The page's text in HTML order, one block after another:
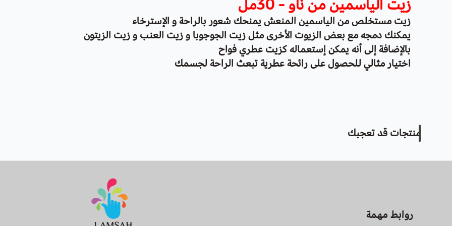
زيت الياسمين من ناو - 30مل
زيت مستخلص من الياسمين المنعش يمنحك شعور بالراحة و الإسترخاء
يمكنك دمجه مع بعض الزيوت الأخرى مثل زيت الجوجوبا و زيت العنب و زيت الزيتون
بالإضافة إلى أنه يمكن إستعماله كزيت عطري فواح
اختيار مثالي للحصول على رائحة عطرية تبعث الراحة لجسمك
منتجات قد تعجبك
روابط مهمة